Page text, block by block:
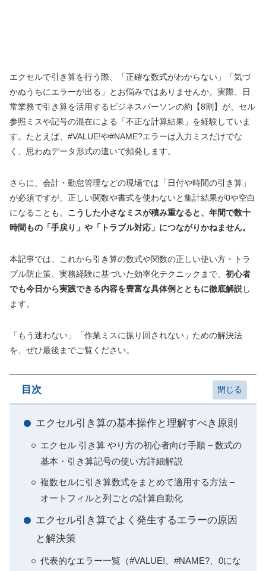
エクセルで引き算を行う際、「正確な数式がわからない」「気づ
かぬうちにエラーが出る」とお悩みではありませんか。実際、日
常業務で引き算を活用するビジネスパーソンの約【8割】が、セル
参照ミスや記号の混在による「不正な計算結果」を経験していま
す。たとえば、#VALUE!や#NAME?エラーは入力ミスだけでな
く、思わぬデータ形式の違いで頻発します。
さらに、会計・勤怠管理などの現場では「日付や時間の引き算」
が必須ですが、正しい関数や書式を使わないと集計結果が0や空白
になることも。 こうした小さなミスが積み重なると、年間で数十
時間もの「手戻り」や「トラブル対応」につながりかねません。
本記事では、これから引き算の数式や関数の正しい使い方・トラ
ブル防止策、実務経験に基づいた効率化テクニックまで、 初心者
でも今日から実践できる内容を豊富な具体例とともに徹底解説し
ます。
「もう迷わない」「作業ミスに振り回されない」ための解決法
を、ぜひ最後までご覧ください。
目次
エクセル引き算の基本操作と理解すべき原則
エクセル 引き算 やり方の初心者向け手順 – 数式の
基本・引き算記号の使い方詳細解説
複数セルに引き算数式をまとめて適用する方法 –
オートフィルと列ごとの計算自動化
エクセル引き算でよく発生するエラーの原因
と解決策
代表的なエラー一覧（#VALUE!、#NAME?、0にな